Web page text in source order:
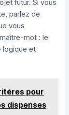
futur. Si vous
parlez de
vous
mot : le
logique et
pour
dispenses